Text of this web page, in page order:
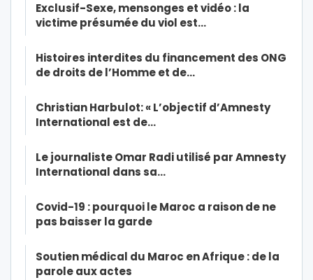
Exclusif-Sexe, mensonges et vidéo : la
victime présumée du viol est…
Histoires interdites du financement des ONG
de droits de l’Homme et de…
Christian Harbulot: « L’objectif d’Amnesty
International est de…
Le journaliste Omar Radi utilisé par Amnesty
International dans sa…
Covid-19 : pourquoi le Maroc a raison de ne
pas baisser la garde
Soutien médical du Maroc en Afrique : de la
parole aux actes